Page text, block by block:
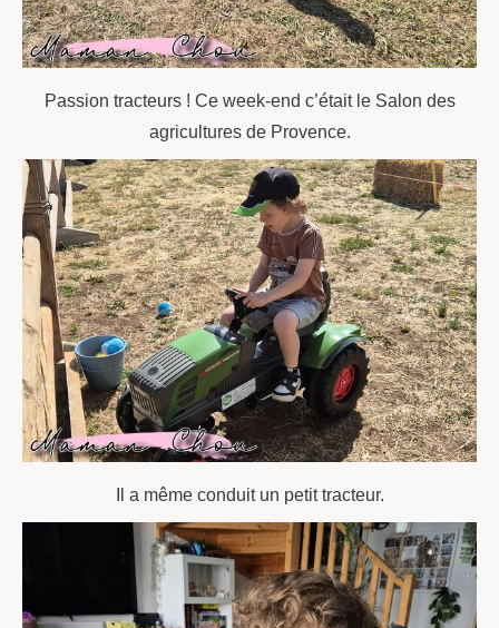
Passion tracteurs ! Ce week-end c’était le Salon des
agricultures de Provence.
Il a même conduit un petit tracteur.